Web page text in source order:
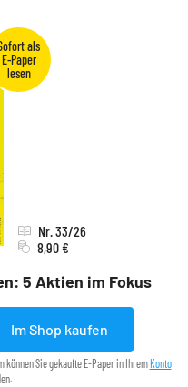
5 Aktien im Fokus
Nr. 33/26
8,90 €
Im Shop kaufen
können Sie gekaufte E-Paper in Ihrem Konto